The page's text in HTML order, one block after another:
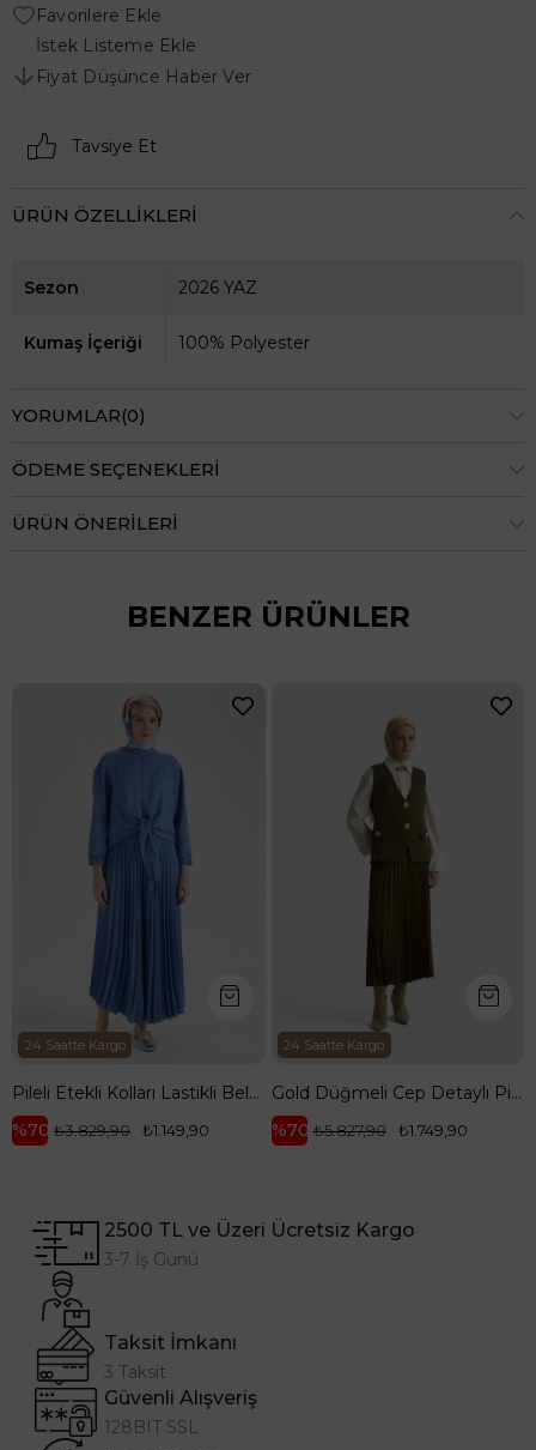
Favorilere Ekle
İstek Listeme Ekle
Fiyat Düşünce Haber Ver
Tavsiye Et
ÜRÜN ÖZELLIKLERI
Sezon 2026 YAZ
Kumaş İçeriği 100% Polyester
YORUMLAR(0)
ÖDEME SEÇENEKLERI
ÜRÜN ÖNERILERI
BENZER ÜRÜNLER
24 Saatte Kargo
Pileli Etekli Kolları Lastikli Belden Kurdele Detaylı Etekli İkili Takım-Mavi 25YT656
%70
₺1.149,90
₺3.829,90
24 Saatte Kargo
Gold Düğmeli Cep Detaylı Pilise Etekli Yelekli İkili Takım-Yağ Yeşili 25KT643
%70
₺1.749,90
₺5.827,90
2500 TL ve Üzeri Ücretsiz Kargo
3-7 İş Günü
Taksit İmkanı
3 Taksit
Güvenli Alışveriş
128BIT SSL